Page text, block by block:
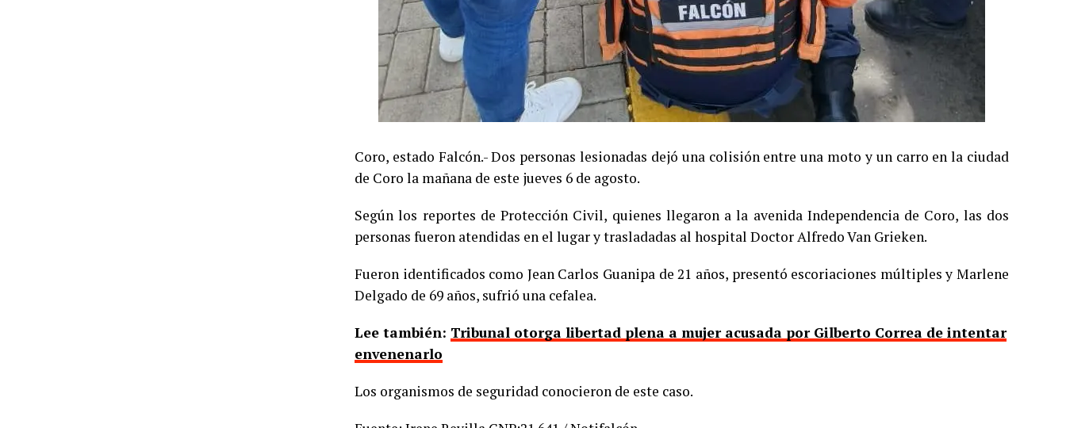
Coro, estado Falcón.- Dos personas lesionadas dejó una colisión entre una moto y un carro en la ciudad
de Coro la mañana de este jueves 6 de agosto.
Según los reportes de Protección Civil, quienes llegaron a la avenida Independencia de Coro, las dos
personas fueron atendidas en el lugar y trasladadas al hospital Doctor Alfredo Van Grieken.
Fueron identificados como Jean Carlos Guanipa de 21 años, presentó escoriaciones múltiples y Marlene
Delgado de 69 años, sufrió una cefalea.
Lee también: Tribunal otorga libertad plena a mujer acusada por Gilberto Correa de intentar
envenenarlo
Los organismos de seguridad conocieron de este caso.